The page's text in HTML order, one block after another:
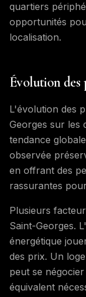
quartiers
opportunités
localisation.
Évolution des
L'évolution des
Georges sur les
tendance
observée
en offrant des
rassurantes
Plusieurs
Saint-Georges.
énergétique
des prix. Un
peut se
équivalent